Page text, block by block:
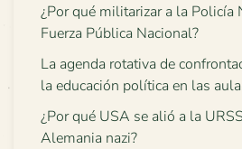
¿Por qué militarizar a la Policía
Fuerza Pública Nacional?
La agenda rotativa de
la educación política en las
¿Por qué USA se alió a la
Alemania nazi?